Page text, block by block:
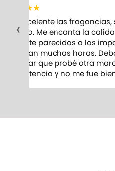
‹
★★
Son excelente las
compro. Me encanta la
bastante parecidos a los
perduran muchas horas.
confesar que probé otra
competencia y no me fue